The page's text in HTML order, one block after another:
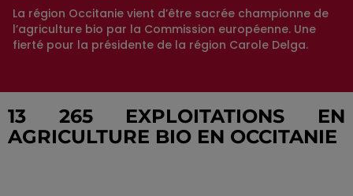
La région Occitanie vient d’être sacrée championne de
l’agriculture bio par la Commission européenne. Une
fierté pour la présidente de la région Carole Delga.
13 265 EXPLOITATIONS EN
AGRICULTURE BIO EN OCCITANIE